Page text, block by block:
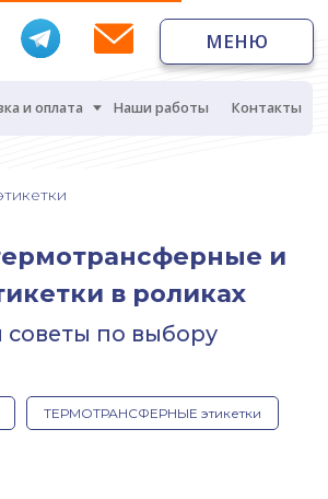
МЕНЮ
МЕНЮ
ТЕРМОТРАНСФЕРНЫЕ этикетки